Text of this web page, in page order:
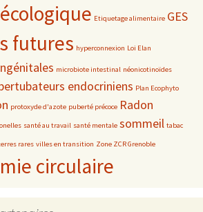
Etiquetage alimentaire GES
futures hyperconnexion Loi Elan
microbiote intestinal néonicotinoïdes
endocriniens Plan Ecophyto
protoxyde d'azote puberté précoce Radon
santé au travail santé mentale sommeil tabac
rares villes en transition Zone ZCR Grenoble
circulaire